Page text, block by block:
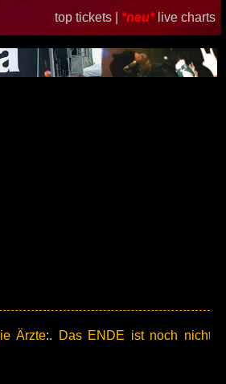
top tickets | *neu* live charts
Ärzte:.
Das ENDE ist noch nicht